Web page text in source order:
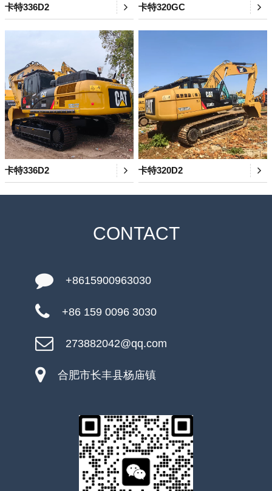
卡特336D2 卡特320GC
卡特336D2 卡特320D2
CONTACT
+8615900963030
+86 159 0096 3030
273882042@qq.com
合肥市长丰县杨庙镇